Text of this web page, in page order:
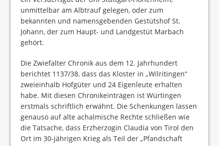
unmittelbar am Albtrauf gelegen, oder zum
bekannten und namensgebenden Gestütshof St.
Johann, der zum Haupt- und Landgestüt Marbach
gehört.
Die Zwiefalter Chronik aus dem 12. Jahrhundert
berichtet 1137/38, dass das Kloster in „Wilritingen“
zweieinhalb Hofgüter und 24 Eigenleute erhalten
habe. Mit diesen Chronikeinträgen ist Würtingen
erstmals schriftlich erwähnt. Die Schenkungen lassen
genauso auf alte achalmische Rechte schließen wie
die Tatsache, dass Erzherzogin Claudia von Tirol den
Ort im 30-jährigen Krieg als Teil der „Pfandschaft